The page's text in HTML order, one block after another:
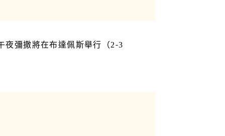
夜彌撒將在布達佩斯舉行（2-3